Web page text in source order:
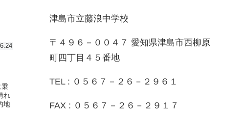
乗
れ
地
津島市立藤浪中学校
〒４９６－００４７ 愛知県津島市西柳原
町四丁目４５番地
TEL : ０５６７－２６－２９６１
FAX : ０５６７－２６－２９１７